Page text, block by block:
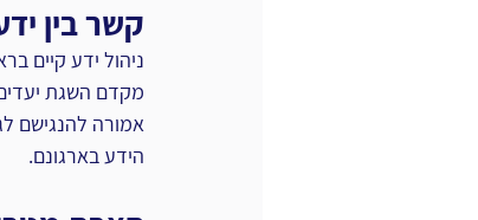
‏קשר בין
ניהול ידע קיים
מקדם השגת
אמורה ‏להנגישם
הידע בארגונם. ‏